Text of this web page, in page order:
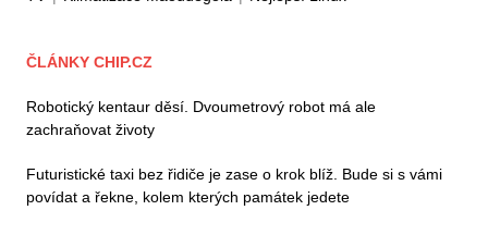
ČLÁNKY CHIP.CZ
Robotický kentaur děsí. Dvoumetrový robot má ale
zachraňovat životy
Futuristické taxi bez řidiče je zase o krok blíž. Bude si s vámi
povídat a řekne, kolem kterých památek jedete